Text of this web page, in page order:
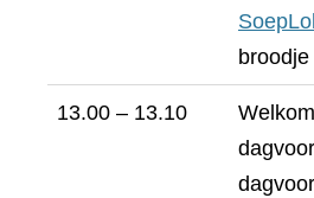
broodje
13.00 – 13.10